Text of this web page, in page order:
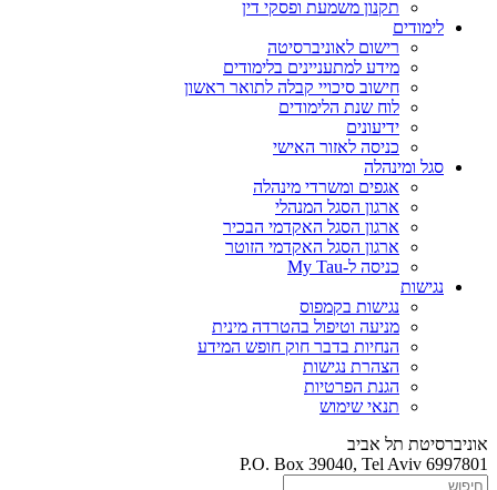
תקנון משמעת ופסקי דין
לימודים
רישום לאוניברסיטה
מידע למתעניינים בלימודים
חישוב סיכויי קבלה לתואר ראשון
לוח שנת הלימודים
ידיעונים
כניסה לאזור האישי
סגל ומינהלה
אגפים ומשרדי מינהלה
ארגון הסגל המנהלי
ארגון הסגל האקדמי הבכיר
ארגון הסגל האקדמי הזוטר
כניסה ל-My Tau
נגישות
נגישות בקמפוס
מניעה וטיפול בהטרדה מינית
הנחיות בדבר חוק חופש המידע
הצהרת נגישות
הגנת הפרטיות
תנאי שימוש
אוניברסיטת תל אביב
P.O. Box 39040, Tel Aviv 6997801